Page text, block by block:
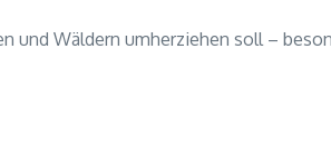
und Wäldern umherziehen soll –